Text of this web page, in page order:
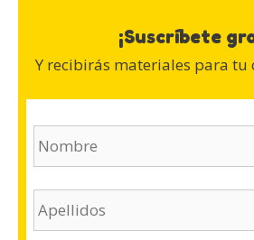
¡Suscríbete
Y recibirás materiales para tu
N
o
m
A
p
e